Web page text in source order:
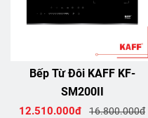
Bếp Từ Đôi KAFF KF-
SM200II
12.510.000đ 16.800.000đ